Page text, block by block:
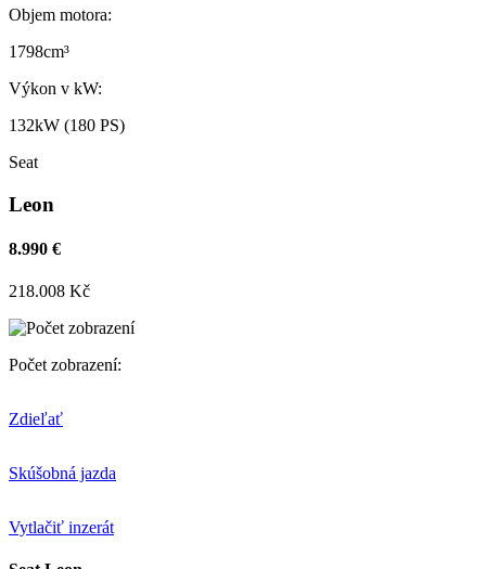
Objem motora:
1798cm³
Výkon v kW:
132kW (180 PS)
Seat
Leon
8.990 €
218.008 Kč
Počet zobrazení:
Zdieľať
Skúšobná jazda
Vytlačiť inzerát